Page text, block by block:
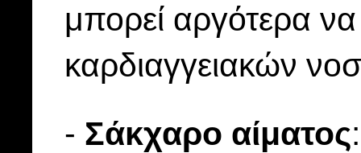
μπορεί αργότερα
καρδιαγγειακών
- Σάκχαρο αίματος